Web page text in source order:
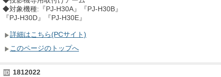
◆対象機種:『PJ-H30A』『PJ-H30B』
『PJ-H30D』『PJ-H30E』
詳細はこちら(PCサイト)
このページのトップへ
ID
1812022